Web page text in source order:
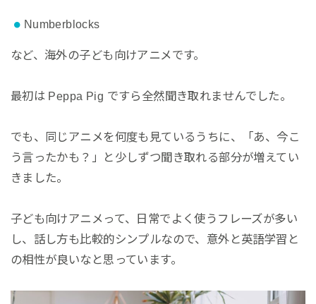
Numberblocks
など、海外の子ども向けアニメです。
最初は Peppa Pig ですら全然聞き取れませんでした。
でも、同じアニメを何度も見ているうちに、「あ、今こ
う言ったかも？」と少しずつ聞き取れる部分が増えてい
きました。
子ども向けアニメって、日常でよく使うフレーズが多い
し、話し方も比較的シンプルなので、意外と英語学習と
の相性が良いなと思っています。